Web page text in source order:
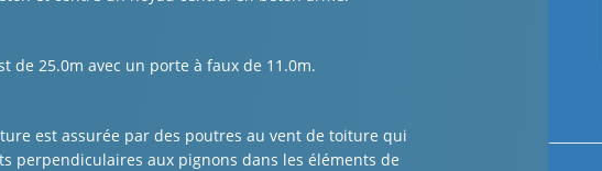
de 25.0m avec un porte à faux de 11.0m.
est assurée par des poutres au vent de toiture qui
perpendiculaires aux pignons dans les éléments de